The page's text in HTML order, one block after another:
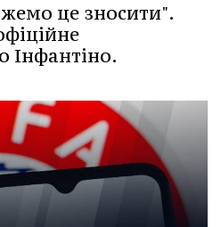
це зносити".
Інфантіно.